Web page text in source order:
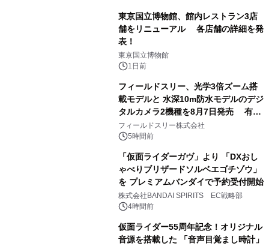
東京国立博物館、館内レストラン3店
舗をリニューアル 各店舗の詳細を発
表！
東京国立博物館
1日前
フィールドスリー、光学3倍ズーム搭
載モデルと 水深10m防水モデルのデジ
タルカメラ2機種を8月7日発売 有効
約1300万画素、用途別に選べるコンデ
ジ新登場
フィールドスリー株式会社
5時間前
「仮面ライダーガヴ」より 「DXおし
ゃべりブリザードソルベエゴチゾウ」
を プレミアムバンダイで予約受付開始
株式会社BANDAI SPIRITS EC戦略部
4時間前
仮面ライダー55周年記念！オリジナル
音源を搭載した 「音声目覚まし時計」